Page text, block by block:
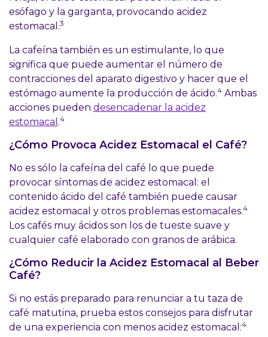
esófago y la garganta, provocando acidez
estomacal.3
La cafeína también es un estimulante, lo que
significa que puede aumentar el número de
contracciones del aparato digestivo y hacer que el
estómago aumente la producción de ácido.4 Ambas
acciones pueden desencadenar la acidez
estomacal .4
¿Cómo Provoca Acidez Estomacal el Café?
No es sólo la cafeína del café lo que puede
provocar síntomas de acidez estomacal: el
contenido ácido del café también puede causar
acidez estomacal y otros problemas estomacales.4
Los cafés muy ácidos son los de tueste suave y
cualquier café elaborado con granos de arábica.
¿Cómo Reducir la Acidez Estomacal al Beber
Café?
Si no estás preparado para renunciar a tu taza de
café matutina, prueba estos consejos para disfrutar
de una experiencia con menos acidez estomacal:4